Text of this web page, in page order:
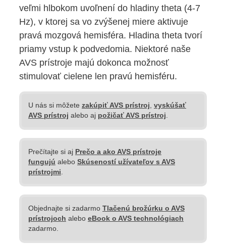
veľmi hlbokom uvoľnení do hladiny theta (4-7
Hz), v ktorej sa vo zvýšenej miere aktivuje
pravá mozgová hemisféra. Hladina theta tvorí
priamy vstup k podvedomia. Niektoré naše
AVS prístroje majú dokonca možnosť
stimulovať cielene len pravú hemisféru.
U nás si môžete zakúpiť AVS prístroj vyskúšať
AVS prístroj alebo aj požičať AVS prístroj
Prečítajte si aj Prečo a ako AVS prístroje
fungujú alebo Skúseností užívateľov s AVS
prístrojmi
Objednajte si zadarmo Tlačenú brožúrku o AVS
prístrojoch alebo eBook o AVS technológiach
zadarmo.